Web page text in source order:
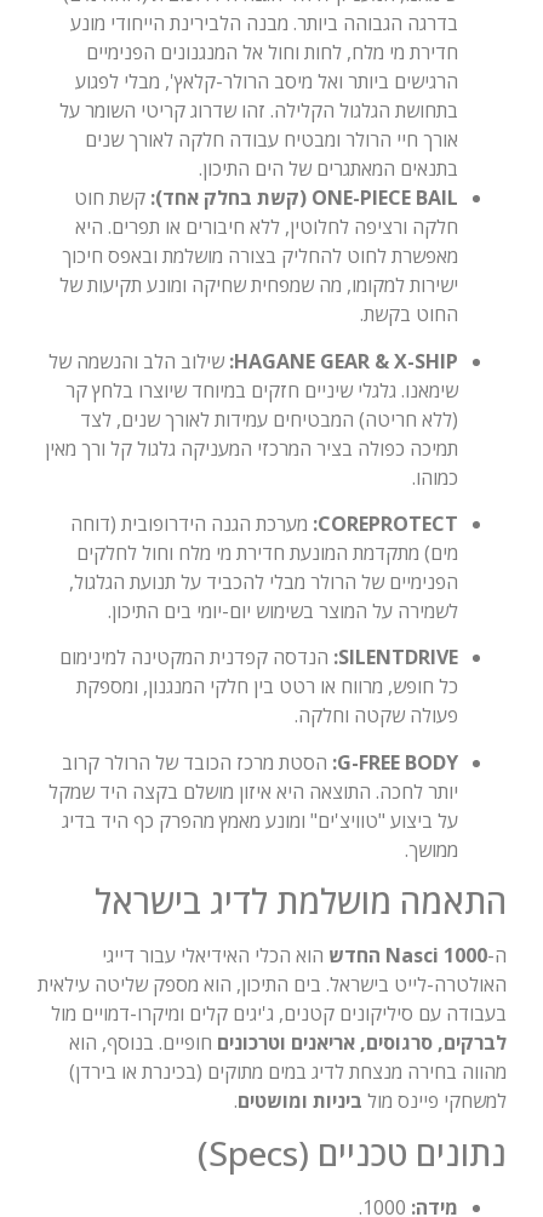
בדרגה הגבוהה ביותר. מבנה הלבירינת הייחודי מונע
חדירת מי מלח, לחות וחול אל המנגנונים הפנימיים
הרגישים ביותר ואל מיסב הרולר-קלאץ', מבלי לפגוע
בתחושת הגלגול הקלילה. זהו שדרוג קריטי השומר על
אורך חיי הרולר ומבטיח עבודה חלקה לאורך שנים
בתנאים המאתגרים של הים התיכון.
ONE-PIECE BAIL (קשת בחלק אחד):
קשת חוט
חלקה ורציפה לחלוטין, ללא חיבורים או תפרים. היא
מאפשרת לחוט להחליק בצורה מושלמת ובאפס חיכוך
ישירות למקומו, מה שמפחית שחיקה ומונע תקיעות של
החוט בקשת.
HAGANE GEAR & X-SHIP: שילוב הלב והנשמה של
שימאנו. גלגלי שיניים חזקים במיוחד שיוצרו בלחץ קר
(ללא חריטה) המבטיחים עמידות לאורך שנים, לצד
תמיכה כפולה בציר המרכזי המעניקה גלגול קל ורך מאין
כמוהו.
COREPROTECT: מערכת הגנה הידרופובית (דוחה
מים) מתקדמת המונעת חדירת מי מלח וחול לחלקים
הפנימיים של הרולר מבלי להכביד על תנועת הגלגול,
לשמירה על המוצר בשימוש יום-יומי בים התיכון.
SILENTDRIVE: הנדסה קפדנית המקטינה למינימום
כל חופש, מרווח או רטט בין חלקי המנגנון, ומספקת
פעולה שקטה וחלקה.
G-FREE BODY: הסטת מרכז הכובד של הרולר קרוב
יותר לחכה. התוצאה היא איזון מושלם בקצה היד שמקל
על ביצוע "טוויצ'ים" ומונע מאמץ מהפרק כף היד בדיג
ממושך.
התאמה מושלמת לדיג בישראל
ה-Nasci 1000 החדש
הוא הכלי האידיאלי עבור דייגי
האולטרה-לייט בישראל. בים התיכון, הוא מספק שליטה עילאית
בעבודה עם סיליקונים קטנים, ג'יגים קלים ומיקרו-דמויים מול
לברקים, סרגוסים, אריאנים וטרכונים חופיים. בנוסף, הוא
מהווה בחירה מנצחת לדיג במים מתוקים (בכינרת או בירדן)
למשחקי פיינס מול ביניות ומושטים.
נתונים טכניים (Specs)
מידה: